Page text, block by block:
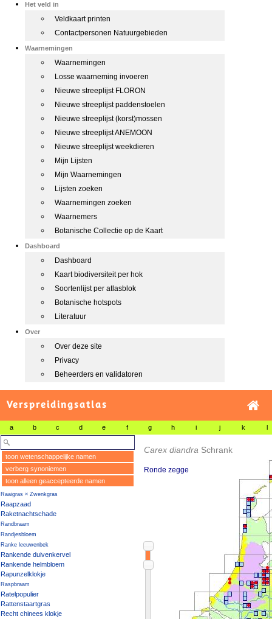
Het veld in
Veldkaart printen
Contactpersonen Natuurgebieden
Waarnemingen
Waarnemingen
Losse waarneming invoeren
Nieuwe streeplijst FLORON
Nieuwe streeplijst paddenstoelen
Nieuwe streeplijst (korst)mossen
Nieuwe streeplijst ANEMOON
Nieuwe streeplijst weekdieren
Mijn Lijsten
Mijn Waarnemingen
Lijsten zoeken
Waarnemingen zoeken
Waarnemers
Botanische Collectie op de Kaart
Dashboard
Dashboard
Kaart biodiversiteit per hok
Soortenlijst per atlasblok
Botanische hotspots
Literatuur
Over
Over deze site
Privacy
Beheerders en validatoren
Verspreidingsatlas
a b c d e f g h i j k l
toon wetenschappelijke namen
verberg synoniemen
toon alleen geaccepteerde namen
Raaigras × Zwenkgras
Raapzaad
Raketnachtschade
Randbraam
Randjesbloem
Ranke leeuwenbek
Rankende duivenkervel
Rankende helmbloem
Rapunzelklokje
Raspbraam
Ratelpopulier
Rattenstaartgras
Recht chinees klokje
Carex diandra Schrank
Ronde zegge